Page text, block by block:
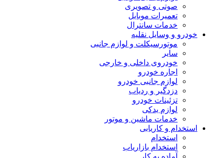
صوتی و تصویری
تعمیرات موبایل
خدمات سانترال
خودرو و وسایل نقلیه
موتورسیکلت و لوازم جانبی
سایر
خودروی داخلی و خارجی
اجاره خودرو
لوازم جانبی خودرو
دزدگیر و ردیاب
تزئینات خودرو
لوازم یدکی
خدمات ماشین و موتور
استخدام و کاریابی
استخدام
استخدام بازاریاب